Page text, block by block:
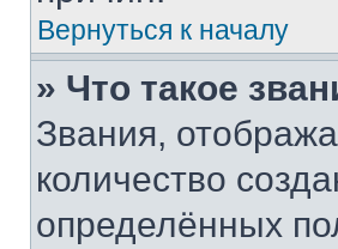
Вернуться к началу
» Что такое
Звания,
количество
определённых